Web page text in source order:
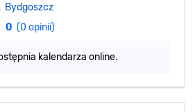
Bydgoszcz
0 (0 opinii)
kalendarza online.